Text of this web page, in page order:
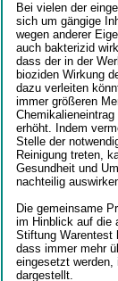
Bei vielen der
sich um gängige
wegen anderer
auch bakterizid
dass der in der
bioziden Wirkung
dazu verleiten
immer größeren
erhöht. Indem
Stelle der
Reinigung treten,
Gesundheit und
nachteilig
Die gemeinsame
im Hinblick auf die
Stiftung Warentest
dass immer mehr
eingesetzt werden,
dargestellt.